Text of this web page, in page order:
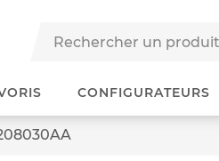
CONFIGURATEURS